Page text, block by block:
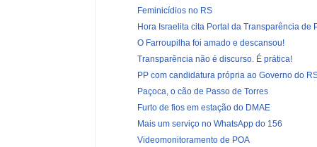
Feminicídios no RS
Hora Israelita cita Portal da Transparência de
O Farroupilha foi amado e descansou!
Transparência não é discurso. É prática!
PP com candidatura própria ao Governo do
Paçoca, o cão de Passo de Torres
Furto de fios em estação do DMAE
Mais um serviço no WhatsApp do 156
Videomonitoramento de POA